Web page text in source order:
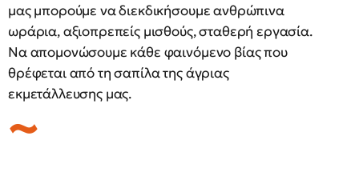
μας μπορούμε να διεκδικήσουμε ανθρώπινα
ωράρια, αξιοπρεπείς μισθούς, σταθερή εργασία.
Να απομονώσουμε κάθε φαινόμενο βίας που
θρέφεται από τη σαπίλα της άγριας
εκμετάλλευσης μας.